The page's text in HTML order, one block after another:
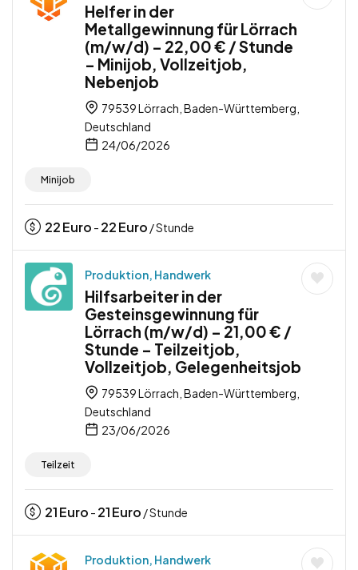
Helfer in der
Metallgewinnung für Lörrach
(m/w/d) – 22,00 € / Stunde
– Minijob, Vollzeitjob,
Nebenjob
79539 Lörrach, Baden-Württemberg,
Deutschland
24/06/2026
Minijob
22Euro - 22Euro / Stunde
Produktion, Handwerk
Hilfsarbeiter in der
Gesteinsgewinnung für
Lörrach (m/w/d) – 21,00 € /
Stunde – Teilzeitjob,
Vollzeitjob, Gelegenheitsjob
79539 Lörrach, Baden-Württemberg,
Deutschland
23/06/2026
Teilzeit
21Euro - 21Euro / Stunde
Produktion, Handwerk